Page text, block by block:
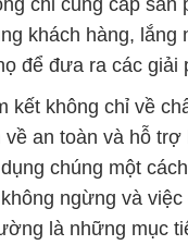
chỉ cung cấp sản
khách hàng, lắng
để đưa ra các giải
kết không chỉ về
về an toàn và hỗ trợ
chúng một
ngừng và việc
là những mục